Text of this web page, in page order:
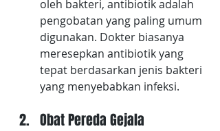
oleh bakteri, antibiotik adalah
pengobatan yang paling umum
digunakan. Dokter biasanya
meresepkan antibiotik yang
tepat berdasarkan jenis bakteri
yang menyebabkan infeksi.
Obat Pereda Gejala